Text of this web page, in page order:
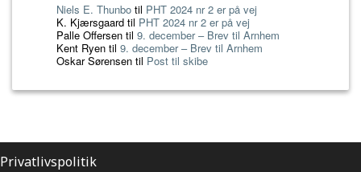
Niels E. Thunbo til PHT 2024 nr 2 er på vej
K. Kjærsgaard til PHT 2024 nr 2 er på vej
Palle Offersen til 9. december – Brev til Arnhem
Kent Ryen til 9. december – Brev til Arnhem
Oskar Sørensen til Post til skibe
Privatlivspolitik